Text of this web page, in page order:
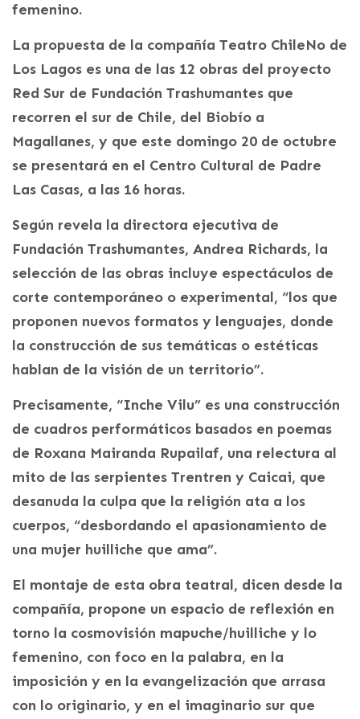
femenino.
La propuesta de la compañía Teatro ChileNo de
Los Lagos es una de las 12 obras del proyecto
Red Sur de Fundación Trashumantes que
recorren el sur de Chile, del Biobío a
Magallanes, y que este domingo 20 de octubre
se presentará en el Centro Cultural de Padre
Las Casas, a las 16 horas.
Según revela la directora ejecutiva de
Fundación Trashumantes, Andrea Richards, la
selección de las obras incluye espectáculos de
corte contemporáneo o experimental, “los que
proponen nuevos formatos y lenguajes, donde
la construcción de sus temáticas o estéticas
hablan de la visión de un territorio”.
Precisamente, “Inche Vilu” es una construcción
de cuadros performáticos basados en poemas
de Roxana Mairanda Rupailaf, una relectura al
mito de las serpientes Trentren y Caicai, que
desanuda la culpa que la religión ata a los
cuerpos, “desbordando el apasionamiento de
una mujer huilliche que ama”.
El montaje de esta obra teatral, dicen desde la
compañía, propone un espacio de reflexión en
torno la cosmovisión mapuche/huilliche y lo
femenino, con foco en la palabra, en la
imposición y en la evangelización que arrasa
con lo originario, y en el imaginario sur que